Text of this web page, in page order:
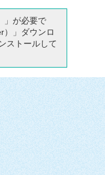
」が必要で
）」ダウンロ
ストールして